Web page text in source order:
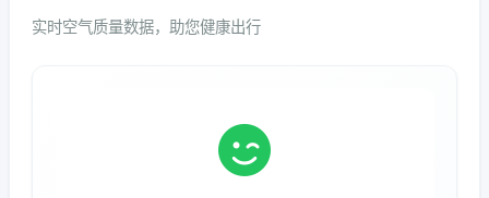
实时空气质量数据，助您健康出行